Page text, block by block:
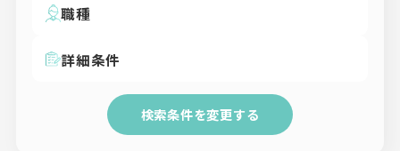
職種
詳細条件
検索条件を変更する